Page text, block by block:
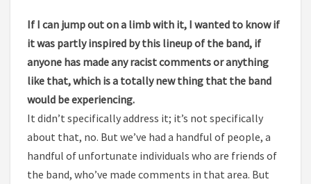
If I can jump out on a limb with it, I wanted to know if
it was partly inspired by this lineup of the band, if
anyone has made any racist comments or anything
like that, which is a totally new thing that the band
would be experiencing.
It didn’t specifically address it; it’s not specifically
about that, no. But we’ve had a handful of people, a
handful of unfortunate individuals who are friends of
the band, who’ve made comments in that area. But